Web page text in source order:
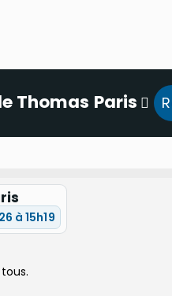
Thomas Paris
à 15h19